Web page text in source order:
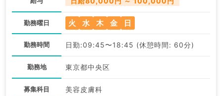
勤務曜日 火 水 木 金 日
勤務時間 日勤:09:45〜18:45 (休憩時間: 60分)
勤務地 東京都中央区
募集科目 美容皮膚科